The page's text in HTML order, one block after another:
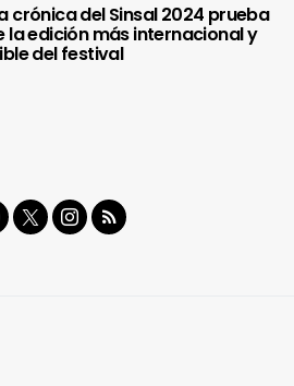
crónica del Sinsal 2024 prueba
la edición más internacional y
del festival